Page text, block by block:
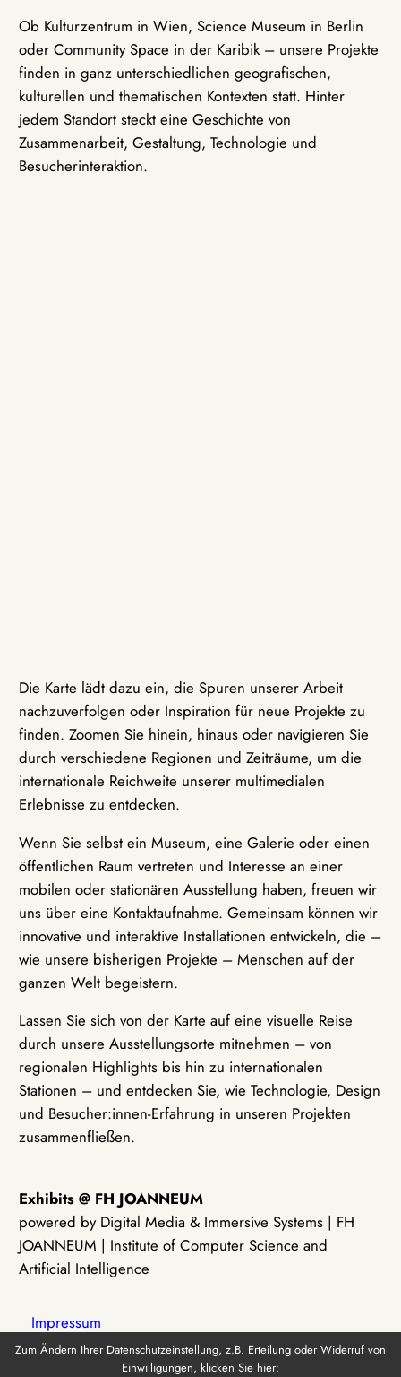
Ob Kulturzentrum in Wien, Science Museum in Berlin
oder Community Space in der Karibik – unsere Projekte
finden in ganz unterschiedlichen geografischen,
kulturellen und thematischen Kontexten statt. Hinter
jedem Standort steckt eine Geschichte von
Zusammenarbeit, Gestaltung, Technologie und
Besucherinteraktion.
Die Karte lädt dazu ein, die Spuren unserer Arbeit
nachzuverfolgen oder Inspiration für neue Projekte zu
finden. Zoomen Sie hinein, hinaus oder navigieren Sie
durch verschiedene Regionen und Zeiträume, um die
internationale Reichweite unserer multimedialen
Erlebnisse zu entdecken.
Wenn Sie selbst ein Museum, eine Galerie oder einen
öffentlichen Raum vertreten und Interesse an einer
mobilen oder stationären Ausstellung haben, freuen wir
uns über eine Kontaktaufnahme. Gemeinsam können wir
innovative und interaktive Installationen entwickeln, die –
wie unsere bisherigen Projekte – Menschen auf der
ganzen Welt begeistern.
Lassen Sie sich von der Karte auf eine visuelle Reise
durch unsere Ausstellungsorte mitnehmen – von
regionalen Highlights bis hin zu internationalen
Stationen – und entdecken Sie, wie Technologie, Design
und Besucher:innen-Erfahrung in unseren Projekten
zusammenfließen.
Exhibits @ FH JOANNEUM
powered by Digital Media & Immersive Systems | FH
JOANNEUM | Institute of Computer Science and
Artificial Intelligence
Impressum
Zum Ändern Ihrer Datenschutzeinstellung, z.B. Erteilung oder Widerruf von
Einwilligungen, klicken Sie hier: